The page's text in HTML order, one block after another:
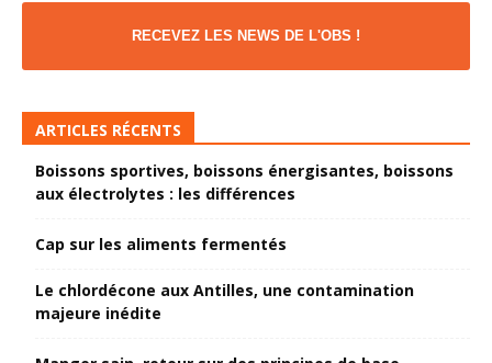
RECEVEZ LES NEWS DE L'OBS !
ARTICLES RÉCENTS
Boissons sportives, boissons énergisantes, boissons
aux électrolytes : les différences
Cap sur les aliments fermentés
Le chlordécone aux Antilles, une contamination
majeure inédite